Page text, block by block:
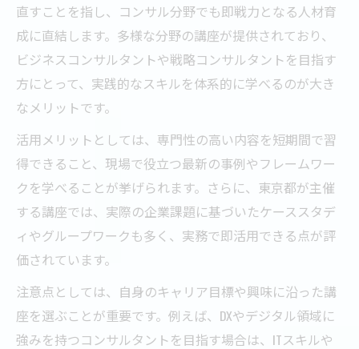
直すことを指し、コンサル分野でも即戦力となる人材育
成に直結します。多様な分野の講座が提供されており、
ビジネスコンサルタントや戦略コンサルタントを目指す
方にとって、実践的なスキルを体系的に学べるのが大き
なメリットです。
活用メリットとしては、専門性の高い内容を短期間で習
得できること、現場で役立つ最新の事例やフレームワー
クを学べることが挙げられます。さらに、東京都が主催
する講座では、実際の企業課題に基づいたケーススタデ
ィやグループワークも多く、実務で即活用できる点が評
価されています。
注意点としては、自身のキャリア目標や興味に沿った講
座を選ぶことが重要です。例えば、DXやデジタル領域に
強みを持つコンサルタントを目指す場合は、ITスキルや